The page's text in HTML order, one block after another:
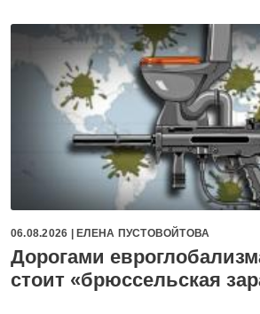
06.08.2026 | ЕЛЕНА ПУСТОВОЙТОВА
Дорогами
стоит «брюссельская